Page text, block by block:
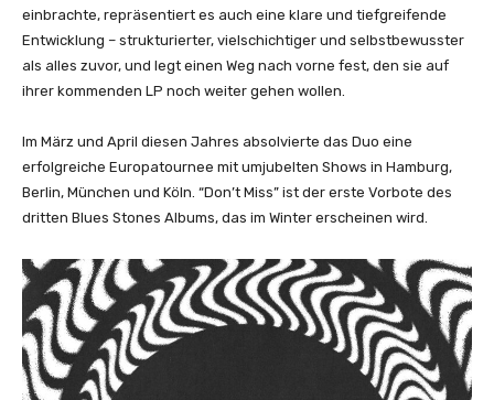
s
s
(
f
f
i
c
a
l
y
r
einbrachte, repräsentiert es auch eine klare und tiefgreifende
Entwicklung – strukturierter, vielschichtiger und selbstbewusster
als alles zuvor, und legt einen Weg nach vorne fest, den sie auf
ihrer kommenden LP noch weiter gehen wollen.
Im März und April diesen Jahres absolvierte das Duo eine
erfolgreiche Europatournee mit umjubelten Shows in Hamburg,
Berlin, München und Köln. “Don’t Miss” ist der erste Vorbote des
dritten Blues Stones Albums, das im Winter erscheinen wird.